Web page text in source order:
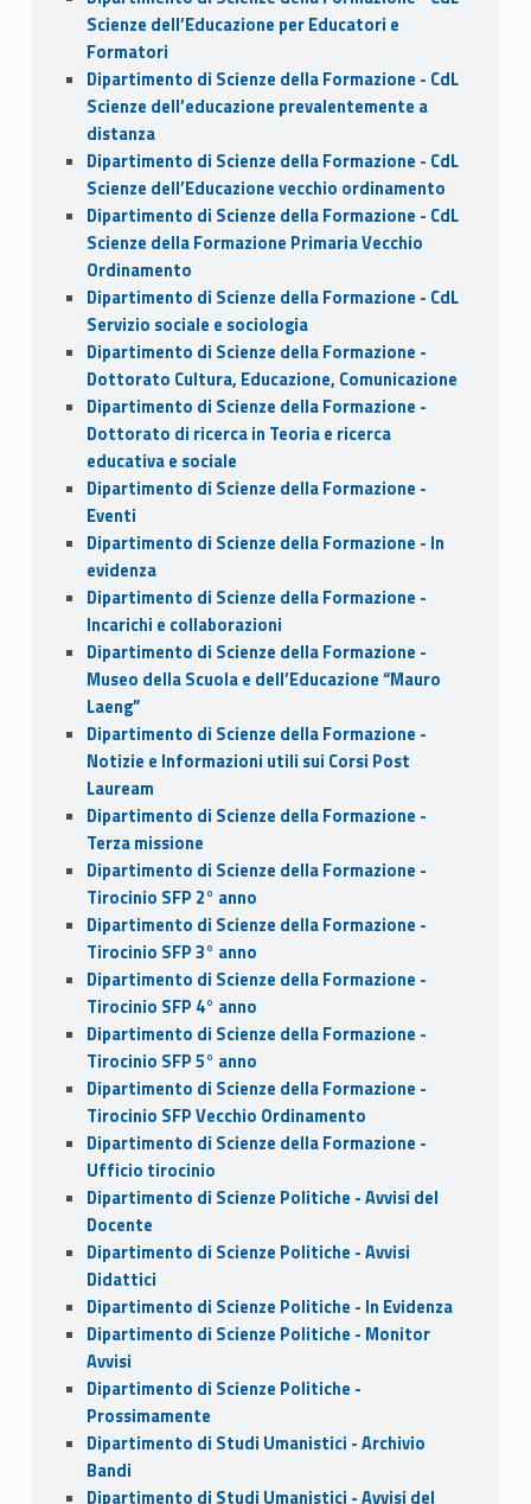
Scienze dell’Educazione per Educatori e
Formatori
Dipartimento di Scienze della Formazione - CdL
Scienze dell’educazione prevalentemente a
distanza
Dipartimento di Scienze della Formazione - CdL
Scienze dell’Educazione vecchio ordinamento
Dipartimento di Scienze della Formazione - CdL
Scienze della Formazione Primaria Vecchio
Ordinamento
Dipartimento di Scienze della Formazione - CdL
Servizio sociale e sociologia
Dipartimento di Scienze della Formazione -
Dottorato Cultura, Educazione, Comunicazione
Dipartimento di Scienze della Formazione -
Dottorato di ricerca in Teoria e ricerca
educativa e sociale
Dipartimento di Scienze della Formazione -
Eventi
Dipartimento di Scienze della Formazione - In
evidenza
Dipartimento di Scienze della Formazione -
Incarichi e collaborazioni
Dipartimento di Scienze della Formazione -
Museo della Scuola e dell’Educazione “Mauro
Laeng”
Dipartimento di Scienze della Formazione -
Notizie e Informazioni utili sui Corsi Post
Lauream
Dipartimento di Scienze della Formazione -
Terza missione
Dipartimento di Scienze della Formazione -
Tirocinio SFP 2° anno
Dipartimento di Scienze della Formazione -
Tirocinio SFP 3° anno
Dipartimento di Scienze della Formazione -
Tirocinio SFP 4° anno
Dipartimento di Scienze della Formazione -
Tirocinio SFP 5° anno
Dipartimento di Scienze della Formazione -
Tirocinio SFP Vecchio Ordinamento
Dipartimento di Scienze della Formazione -
Ufficio tirocinio
Dipartimento di Scienze Politiche - Avvisi del
Docente
Dipartimento di Scienze Politiche - Avvisi
Didattici
Dipartimento di Scienze Politiche - In Evidenza
Dipartimento di Scienze Politiche - Monitor
Avvisi
Dipartimento di Scienze Politiche -
Prossimamente
Dipartimento di Studi Umanistici - Archivio
Bandi
Dipartimento di Studi Umanistici - Avvisi del